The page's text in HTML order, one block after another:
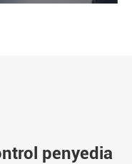
penyedia